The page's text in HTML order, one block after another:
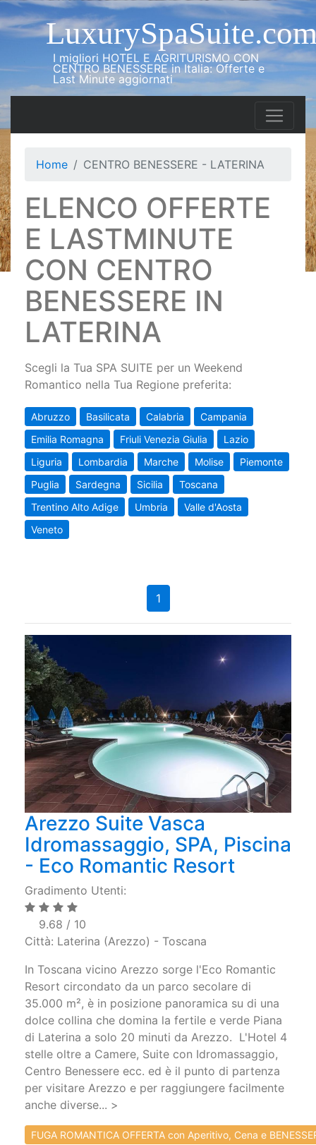
I migliori HOTEL E AGRITURISMO CON
CENTRO BENESSERE in Italia: Offerte e
Last Minute aggiornati
Home CENTRO BENESSERE - LATERINA
ELENCO OFFERTE
E LASTMINUTE
CON CENTRO
BENESSERE IN
LATERINA
Scegli la Tua SPA SUITE per un Weekend
Romantico nella Tua Regione preferita:
Abruzzo Basilicata Calabria
Campania
Emilia Romagna
Friuli Venezia Giulia
Lazio
Liguria
Lombardia Marche Molise
Piemonte
Puglia
Sardegna Sicilia
Toscana
Trentino Alto Adige
Umbria
Valle d'Aosta
Veneto
1
Arezzo Suite Vasca
Idromassaggio, SPA, Piscina
- Eco Romantic Resort
Gradimento Utenti:
9.68 / 10
Città: Laterina (Arezzo) - Toscana
In Toscana vicino Arezzo sorge l'Eco Romantic
Resort circondato da un parco secolare di
35.000 m², è in posizione panoramica su di una
dolce collina che domina la fertile e verde Piana
di Laterina a solo 20 minuti da Arezzo. L'Hotel 4
stelle oltre a Camere, Suite con Idromassaggio,
Centro Benessere ecc. ed è il punto di partenza
per visitare Arezzo e per raggiungere facilmente
anche diverse... >
FUGA ROMANTICA OFFERTA con Aperitivo, Cena e